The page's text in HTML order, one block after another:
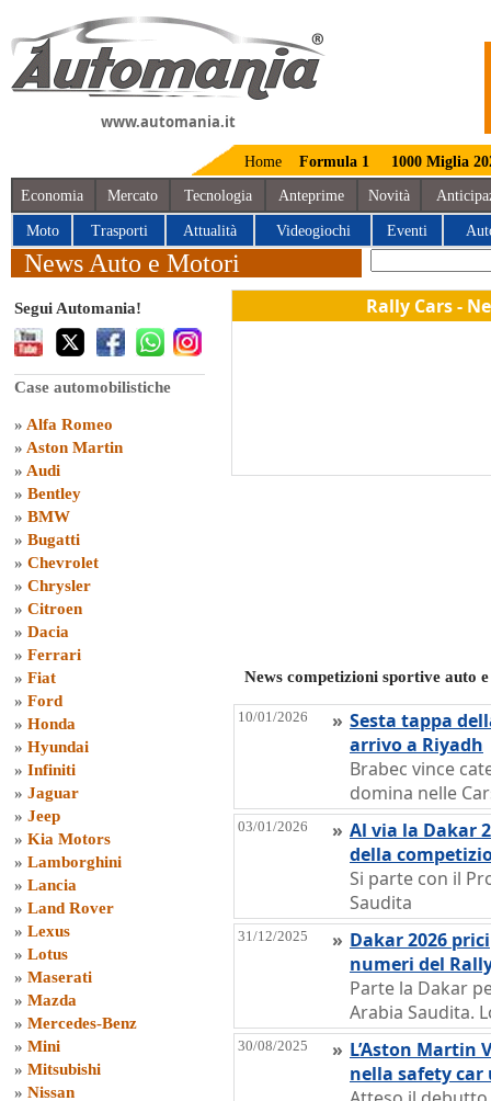
www.automania.it
Home Formula 1 1000 Miglia
Economia Mercato Tecnologia Anteprime Novità
Moto Trasporti Attualità Videogiochi Eventi
News Auto e Motori
Segui Automania!
Case automobilistiche
» Alfa Romeo
» Aston Martin
» Audi
» Bentley
» BMW
» Bugatti
» Chevrolet
» Chrysler
» Citroen
» Dacia
» Ferrari
» Fiat
» Ford
» Honda
» Hyundai
» Infiniti
» Jaguar
» Jeep
» Kia Motors
» Lamborghini
» Lancia
» Land Rover
» Lexus
» Lotus
» Maserati
» Mazda
» Mercedes-Benz
» Mini
» Mitsubishi
» Nissan
Rally Cars -
News competizioni sportive auto
10/01/2026 » Sesta tappa
arrivo a Riyadh
Brabec vince
domina nelle
03/01/2026 » Al via la Dakar
della
Si parte con il
Saudita
31/12/2025 » Dakar 2026
numeri del
Parte la Dakar
Arabia Saudita.
30/08/2025 » L’Aston Martin
nella safety